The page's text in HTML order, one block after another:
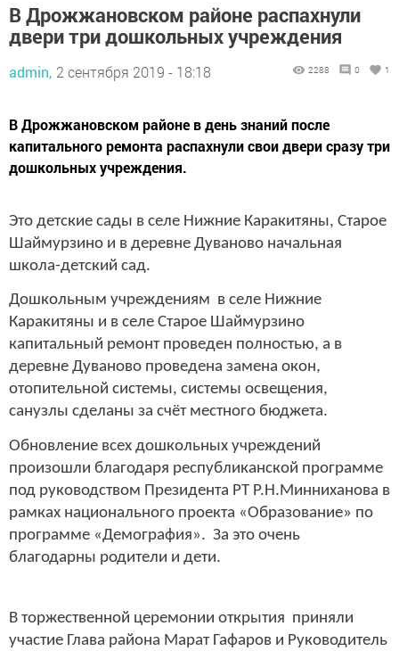
В Дрожжановском районе распахнули
двери три дошкольных учреждения
admin, 2 сентября 2019 - 18:18 2288 0 1
В Дрожжановском районе в день знаний после
капитального ремонта распахнули свои двери сразу три
дошкольных учреждения.
Это детские сады в селе Нижние Каракитяны, Старое
Шаймурзино и в деревне Дуваново начальная
школа-детский сад.
Дошкольным учреждениям в селе Нижние
Каракитяны и в селе Старое Шаймурзино
капитальный ремонт проведен полностью, а в
деревне Дуваново проведена замена окон,
отопительной системы, системы освещения,
санузлы сделаны за счёт местного бюджета.
Обновление всех дошкольных учреждений
произошли благодаря республиканской программе
под руководством Президента РТ Р.Н.Минниханова в
рамках национального проекта «Образование» по
программе «Демография». За это очень
благодарны родители и дети.
В торжественной церемонии открытия приняли
участие Глава района Марат Гафаров и Руководитель